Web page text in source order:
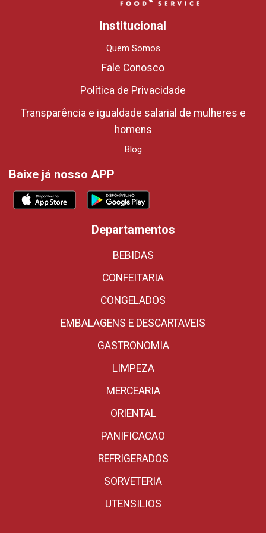
Institucional
Quem Somos
Fale Conosco
Política de Privacidade
Transparência e igualdade salarial de mulheres e
homens
Blog
Baixe já nosso APP
Departamentos
BEBIDAS
CONFEITARIA
CONGELADOS
EMBALAGENS E DESCARTAVEIS
GASTRONOMIA
LIMPEZA
MERCEARIA
ORIENTAL
PANIFICACAO
REFRIGERADOS
SORVETERIA
UTENSILIOS